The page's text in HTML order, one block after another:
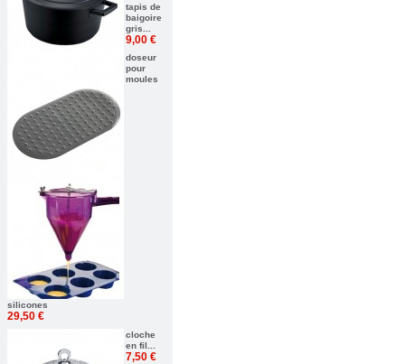
tapis de
baigoire
gris...
9,00 €
doseur
pour
moules
silicones
29,50 €
cloche
en fil...
7,50 €